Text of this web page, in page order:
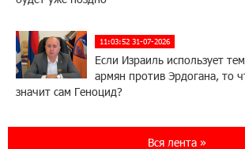
11:03:52 31-07-2026
Если Израиль использует
армян против Эрдогана, то
значит сам Геноцид?
Вся лента »